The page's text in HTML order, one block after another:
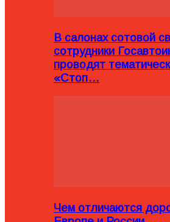
В салонах сотовой
сотрудники
проводят
«Стоп…
Чем отличаются